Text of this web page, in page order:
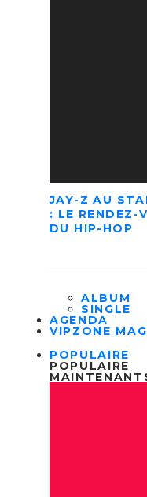
JAY-Z AU
: LE RENDEZ-
DU HIP-HOP
ALBUM
SINGLE
AGENDA
VIPZONE MAG
POPULAIRE
POPULAIRE
MAINTENANT